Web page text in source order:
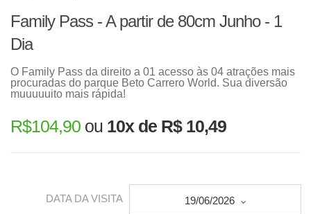
Family Pass - A partir de 80cm Junho - 1
Dia
O Family Pass da direito a 01 acesso às 04 atrações mais
procuradas do parque Beto Carrero World. Sua diversão
muuuuuito mais rápida!
R$104,90 ou 10x de R$ 10,49
DATA DA VISITA 19/06/2026